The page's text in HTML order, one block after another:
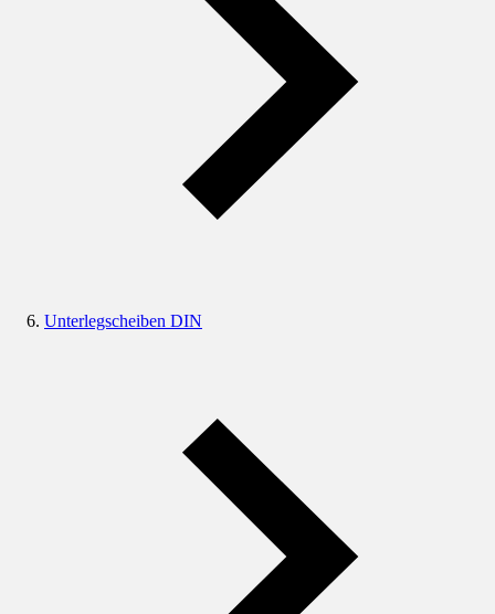
Unterlegscheiben DIN